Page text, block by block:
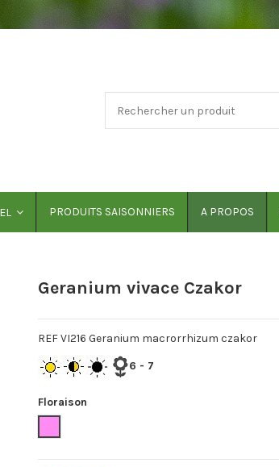
PRODUITS SAISONNIERS A PROPOS
Geranium vivace Czakor
REF VI216 Geranium macrorrhizum czakor
6 - 7
Floraison